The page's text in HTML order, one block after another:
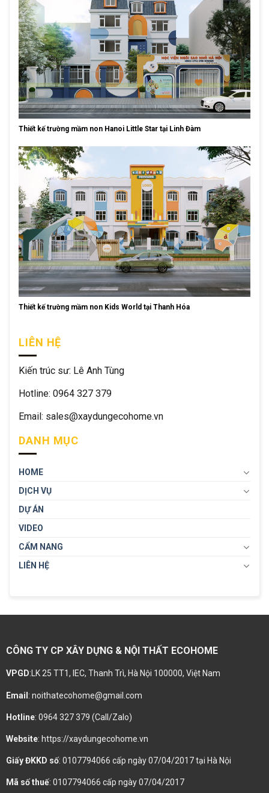
Thiết kế trường mầm non Hanoi Little Star tại Linh Đàm
Thiết kế trường mầm non Kids World tại Thanh Hóa
LIÊN HỆ
Kiến trúc sư: Lê Anh Tùng
Hotline: 0964 327 379
Email: sales@xaydungecohome.vn
DANH MỤC
HOME
DỊCH VỤ
DỰ ÁN
VIDEO
CẨM NANG
LIÊN HỆ
CÔNG TY CP XÂY DỰNG & NỘI THẤT ECOHOME
VPGD:LK 25 TT1, IEC, Thanh Trì, Hà Nội 100000, Việt Nam
Email: noithatecohome@gmail.com
Hotline: 0964 327 379 (Call/Zalo)
Website: https://xaydungecohome.vn
Giấy ĐKKD số: 0107794066 cấp ngày 07/04/2017 tại Hà Nội
Mã số thuế: 0107794066 cấp ngày 07/04/2017